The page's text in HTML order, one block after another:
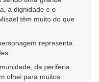
a dignidade e o
têm muito do que
representa
da periferia.
olhei para muitos